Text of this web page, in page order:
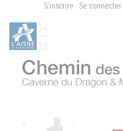
contenu
principal
Menu
du
compte
l'utilisateur
S'inscrire Se connecter
i
n